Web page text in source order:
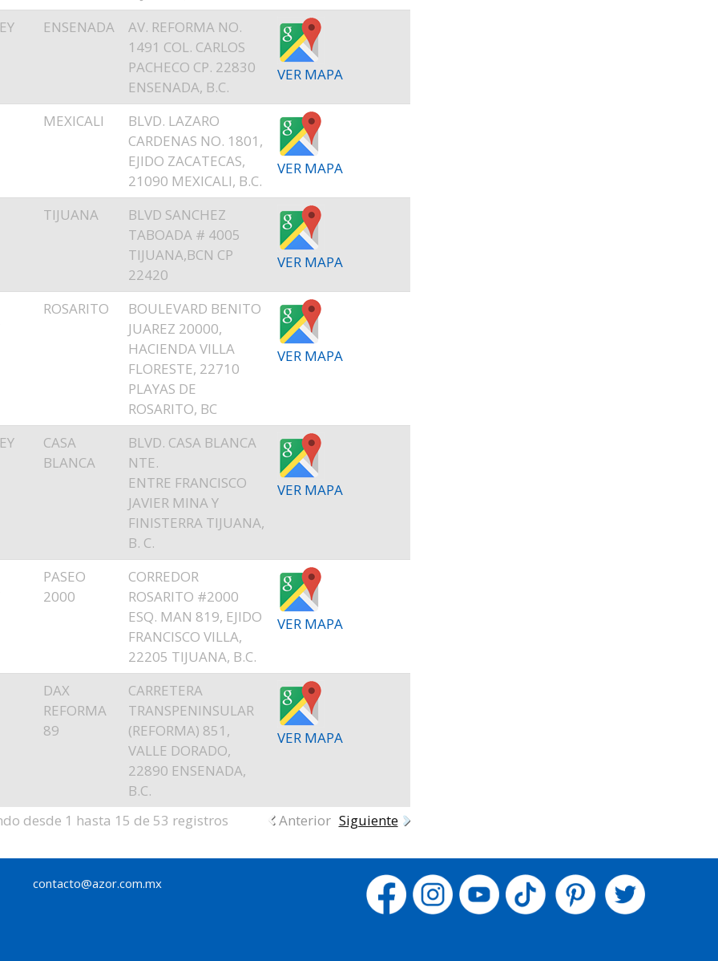
ENSENADA
AV. REFORMA NO.
1491 COL. CARLOS
PACHECO CP. 22830
ENSENADA, B.C.
VER MAPA
MEXICALI
BLVD. LAZARO
CARDENAS NO. 1801,
EJIDO ZACATECAS,
21090 MEXICALI, B.C.
VER MAPA
TIJUANA
BLVD SANCHEZ
TABOADA # 4005
TIJUANA,BCN CP
22420
VER MAPA
ROSARITO
BOULEVARD BENITO
JUAREZ 20000,
HACIENDA VILLA
FLORESTE, 22710
PLAYAS DE
ROSARITO, BC
VER MAPA
CASA
BLANCA
BLVD. CASA BLANCA
NTE.
ENTRE FRANCISCO
JAVIER MINA Y
FINISTERRA TIJUANA,
B. C.
VER MAPA
PASEO
2000
CORREDOR
ROSARITO #2000
ESQ. MAN 819, EJIDO
FRANCISCO VILLA,
22205 TIJUANA, B.C.
VER MAPA
DAX
REFORMA
89
CARRETERA
TRANSPENINSULAR
(REFORMA) 851,
VALLE DORADO,
22890 ENSENADA,
B.C.
VER MAPA
desde 1 hasta 15 de 53 registros Anterior Siguiente
contacto@azor.com.mx